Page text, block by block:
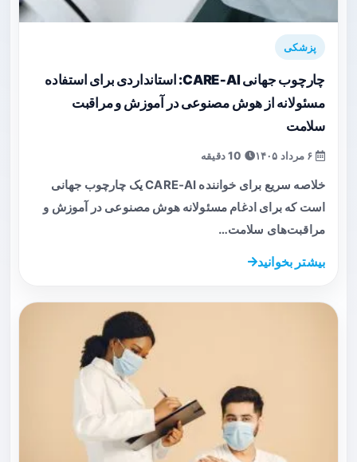
پزشکی
چارچوب جهانی CARE‑AI: استانداردی برای استفاده
مسئولانه از هوش مصنوعی در آموزش و مراقبت
سلامت
خلاصه سریع برای خواننده CARE‑AI یک چارچوب جهانی
است که برای ادغام مسئولانه هوش مصنوعی در آموزش و
مراقبت‌های سلامت…
بیشتر بخوانید